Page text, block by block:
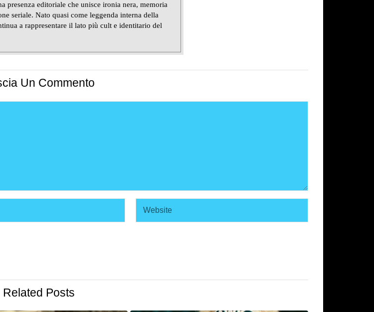
presenza editoriale che unisce ironia nera, memoria
seriale. Nato quasi come leggenda interna della
a rappresentare il lato più cult e identitario del
Un Commento
Related Posts